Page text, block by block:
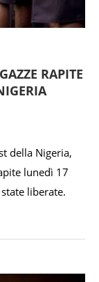
RAPITE
della Nigeria,
lunedì 17
liberate.